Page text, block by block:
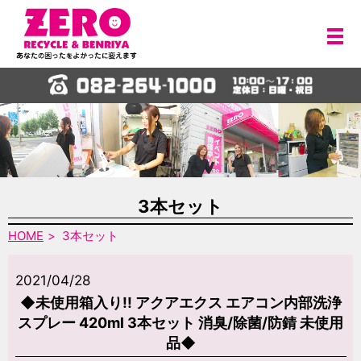
メ
3本セット
HOME 3本セット
2021/04/28
◆未使用箱入り!! アクアエクス エアコン内部洗浄
スプレー 420ml 3本セット 消臭/除菌/防錆 未使用
品◆